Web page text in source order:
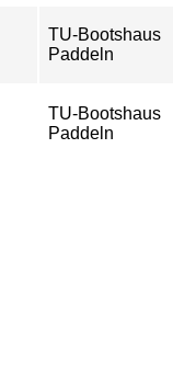
TU-Bootshaus
Paddeln
TU-Bootshaus
Paddeln